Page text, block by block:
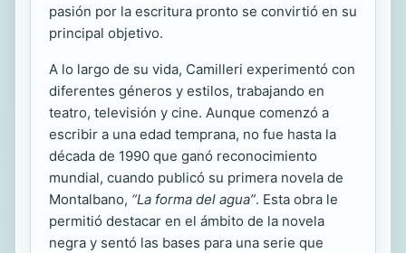
pasión por la escritura pronto se convirtió en su
principal objetivo.
A lo largo de su vida, Camilleri experimentó con
diferentes géneros y estilos, trabajando en
teatro, televisión y cine. Aunque comenzó a
escribir a una edad temprana, no fue hasta la
década de 1990 que ganó reconocimiento
mundial, cuando publicó su primera novela de
Montalbano, “La forma del agua”. Esta obra le
permitió destacar en el ámbito de la novela
negra y sentó las bases para una serie que